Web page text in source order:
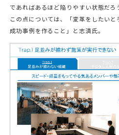
であればあるほど陥りやすい状態だろ
この点については、「変革をしたい
成功事例を作ること」と志済氏。